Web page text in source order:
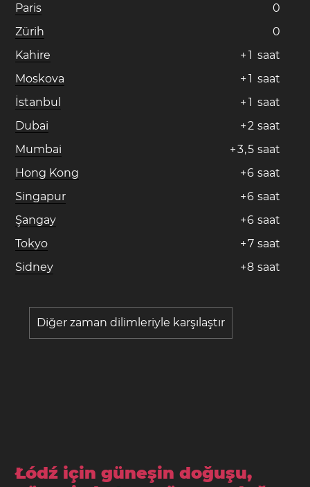
Paris
0
Zürih
0
Kahire
+ 1 saat
Moskova
+ 1 saat
İstanbul
+ 1 saat
Dubai
+2 saat
Mumbai
+3,5 saat
Hong Kong
+6 saat
Singapur
+6 saat
Şangay
+6 saat
Tokyo
+7 saat
Sidney
+8 saat
Diğer zaman dilimleriyle karşılaştır
Łódź için güneşin doğuşu,